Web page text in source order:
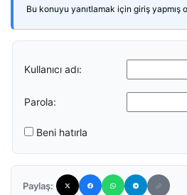
Bu konuyu yanıtlamak için giriş yapmış
Kullanıcı adı:
Parola:
Beni hatırla
Paylaş: